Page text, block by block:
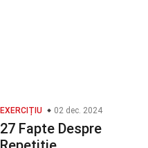
EXERCIȚIU 02 dec. 2024
27 Fapte Despre